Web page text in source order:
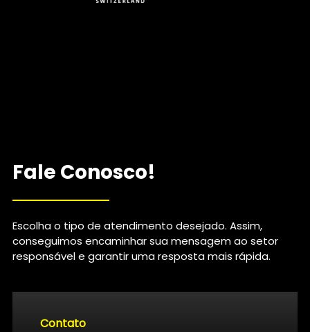
Fale Conosco!
Escolha o tipo de atendimento desejado. Assim,
conseguimos encaminhar sua mensagem ao setor
responsável e garantir uma resposta mais rápida.
Contato